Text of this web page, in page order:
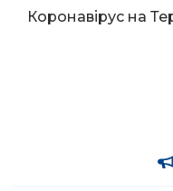
Коронавірус на